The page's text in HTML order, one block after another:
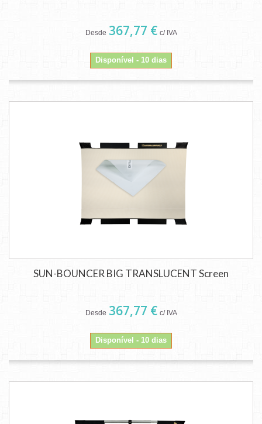
Desde 367,77 € c/ IVA
Disponível - 10 dias
SUN-BOUNCER BIG TRANSLUCENT Screen
Desde 367,77 € c/ IVA
Disponível - 10 dias